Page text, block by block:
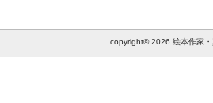
copyright© 2026 絵本作家